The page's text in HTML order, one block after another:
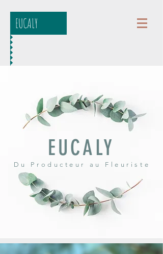
EUCALY
EUCALY
Du Producteur au Fleuriste